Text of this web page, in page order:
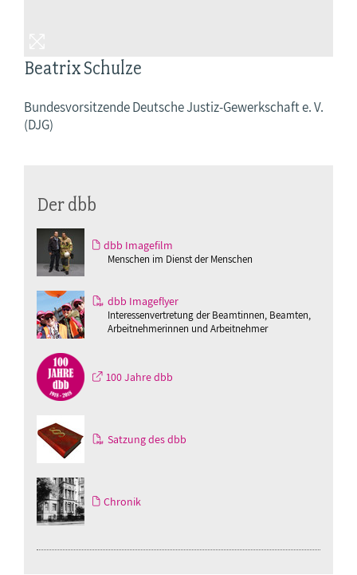
Beatrix Schulze
Bundesvorsitzende Deutsche Justiz-Gewerkschaft e. V.
(DJG)
Der dbb
dbb Imagefilm
Menschen im Dienst der Menschen
dbb Imageflyer
Interessenvertretung der Beamtinnen, Beamten,
Arbeitnehmerinnen und Arbeitnehmer
100 Jahre dbb
Satzung des dbb
Chronik